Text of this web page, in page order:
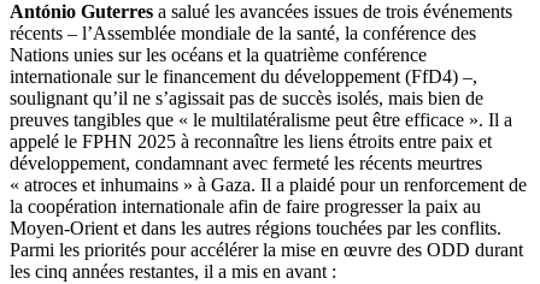
António Guterres a salué les avancées issues de trois événements
récents – l’Assemblée mondiale de la santé, la conférence des
Nations unies sur les océans et la quatrième conférence
internationale sur le financement du développement (FfD4) –,
soulignant qu’il ne s’agissait pas de succès isolés, mais bien de
preuves tangibles que « le multilatéralisme peut être efficace ». Il a
appelé le FPHN 2025 à reconnaître les liens étroits entre paix et
développement, condamnant avec fermeté les récents meurtres
« atroces et inhumains » à Gaza. Il a plaidé pour un renforcement de
la coopération internationale afin de faire progresser la paix au
Moyen-Orient et dans les autres régions touchées par les conflits.
Parmi les priorités pour accélérer la mise en œuvre des ODD durant
les cinq années restantes, il a mis en avant :